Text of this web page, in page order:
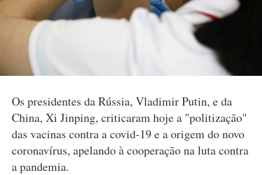
Os presidentes da Rússia, Vladimir Putin, e da
China, Xi Jinping, criticaram hoje a "politização"
das vacinas contra a covid-19 e a origem do novo
coronavírus, apelando à cooperação na luta contra
a pandemia.